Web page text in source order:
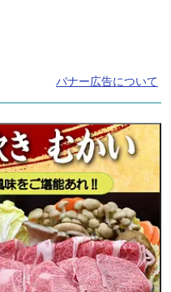
バナー広告について